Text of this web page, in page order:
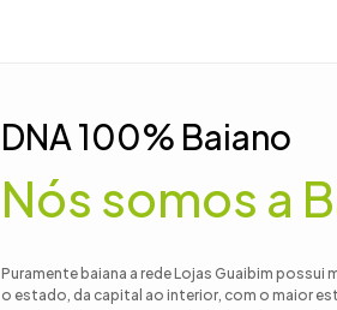
DNA 100% Baiano
Nós somos a
Puramente baiana a rede Lojas Guaibim
o estado, da capital ao interior, com o maior
4º
sofá
6
cama
7º
tv